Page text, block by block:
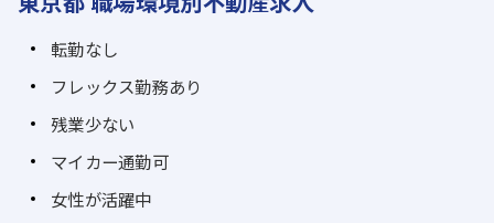
転勤なし
フレックス勤務あり
残業少ない
マイカー通勤可
女性が活躍中